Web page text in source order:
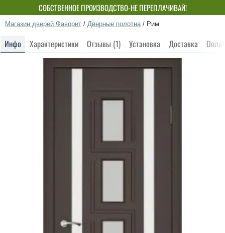
СОБСТВЕННОЕ ПРОИЗВОДСТВО-НЕ ПЕРЕПЛАЧИВАЙ!
Магазин дверей Фаворит / Дверные полотна / Рим
Инфо Характеристики Отзывы (1) Установка Доставка